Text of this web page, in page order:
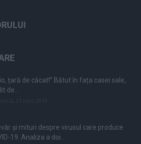
țară de căcat!” Bătut în fața casei sale,
de...
și mituri despre virusul care produce
19. Analiza a doi...